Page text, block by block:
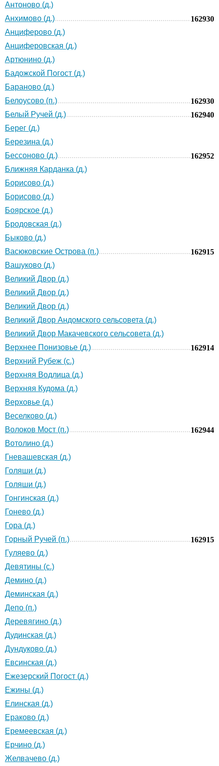
Антоново (д.)
Анхимово (д.)
162930
Анциферово (д.)
Анциферовская (д.)
Артюнино (д.)
Бадожской Погост (д.)
Бараново (д.)
Белоусово (п.)
162930
Белый Ручей (д.)
162940
Берег (д.)
Березина (д.)
Бессоново (д.)
162952
Ближняя Карданка (д.)
Борисово (д.)
Борисово (д.)
Боярское (д.)
Бродовская (д.)
Быково (д.)
Васюковские Острова (п.)
162915
Вашуково (д.)
Великий Двор (д.)
Великий Двор (д.)
Великий Двор (д.)
Великий Двор Андомского сельсовета (д.)
Великий Двор Макачевского сельсовета (д.)
Верхнее Понизовье (д.)
162914
Верхний Рубеж (с.)
Верхняя Водлица (д.)
Верхняя Кудома (д.)
Верховье (д.)
Веселково (д.)
Волоков Мост (п.)
162944
Вотолино (д.)
Гневашевская (д.)
Голяши (д.)
Голяши (д.)
Гонгинская (д.)
Гонево (д.)
Гора (д.)
Горный Ручей (п.)
162915
Гуляево (д.)
Девятины (с.)
Демино (д.)
Деминская (д.)
Депо (п.)
Деревягино (д.)
Дудинская (д.)
Дундуково (д.)
Евсинская (д.)
Ежезерский Погост (д.)
Ежины (д.)
Елинская (д.)
Ераково (д.)
Еремеевская (д.)
Ерчино (д.)
Желвачево (д.)